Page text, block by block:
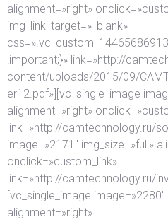
alignment=»right»
img_link_target=»_blank»
!important;}» link=»http://
content/uploads/2015/09/
er12.pdf»][vc_single_image
alignment=»right»
link=»http://camtechnology.ru/
image=»2171″ img_size=»full»
onclick=»custom_link»
link=»http://camtechnology.ru/
[vc_single_image
alignment=»right»